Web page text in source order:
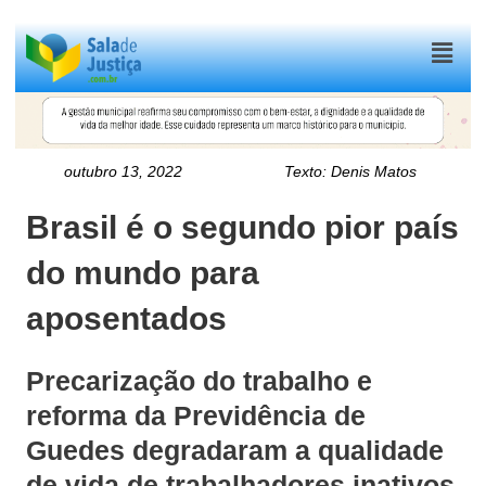
Menu
outubro 13, 2022 Texto:Denis Matos
Brasil é o segundo pior país
do mundo para
aposentados
Precarização do trabalho e
reforma da Previdência de
Guedes degradaram a qualidade